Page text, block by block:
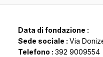
Data di fondazione :
Sede sociale : Via
Telefono : 392 9009554